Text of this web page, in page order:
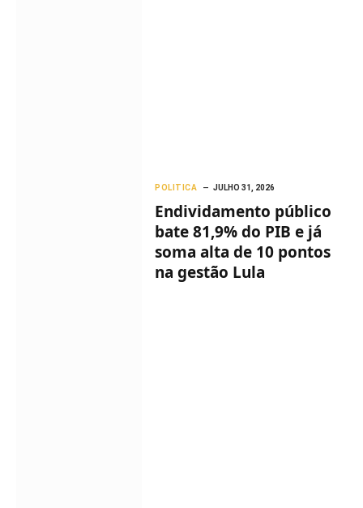
POLITICA JULHO 31, 2026
Endividamento público
bate 81,9% do PIB e já
soma alta de 10 pontos
na gestão Lula